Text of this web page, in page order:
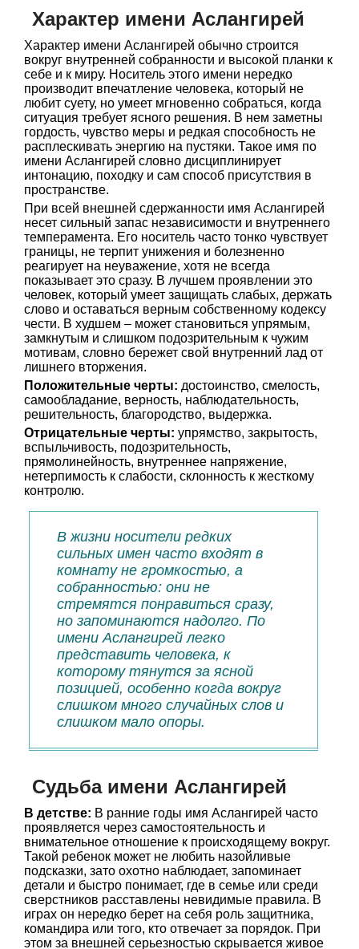
Характер имени Аслангирей
Характер имени Аслангирей обычно строится
вокруг внутренней собранности и высокой планки к
себе и к миру. Носитель этого имени нередко
производит впечатление человека, который не
любит суету, но умеет мгновенно собраться, когда
ситуация требует ясного решения. В нем заметны
гордость, чувство меры и редкая способность не
расплескивать энергию на пустяки. Такое имя по
имени Аслангирей словно дисциплинирует
интонацию, походку и сам способ присутствия в
пространстве.
При всей внешней сдержанности имя Аслангирей
несет сильный запас независимости и внутреннего
темперамента. Его носитель часто тонко чувствует
границы, не терпит унижения и болезненно
реагирует на неуважение, хотя не всегда
показывает это сразу. В лучшем проявлении это
человек, который умеет защищать слабых, держать
слово и оставаться верным собственному кодексу
чести. В худшем – может становиться упрямым,
замкнутым и слишком подозрительным к чужим
мотивам, словно бережет свой внутренний лад от
лишнего вторжения.
Положительные черты: достоинство, смелость,
самообладание, верность, наблюдательность,
решительность, благородство, выдержка.
Отрицательные черты: упрямство, закрытость,
вспыльчивость, подозрительность,
прямолинейность, внутреннее напряжение,
нетерпимость к слабости, склонность к жесткому
контролю.
В жизни носители редких
сильных имен часто входят в
комнату не громкостью, а
собранностью: они не
стремятся понравиться сразу,
но запоминаются надолго. По
имени Аслангирей легко
представить человека, к
которому тянутся за ясной
позицией, особенно когда вокруг
слишком много случайных слов и
слишком мало опоры.
Судьба имени Аслангирей
В детстве: В ранние годы имя Аслангирей часто
проявляется через самостоятельность и
внимательное отношение к происходящему вокруг.
Такой ребенок может не любить назойливые
подсказки, зато охотно наблюдает, запоминает
детали и быстро понимает, где в семье или среди
сверстников расставлены невидимые правила. В
играх он нередко берет на себя роль защитника,
командира или того, кто отвечает за порядок. При
этом за внешней серьезностью скрывается живое